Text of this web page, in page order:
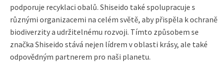
podporuje recyklaci obalů. Shiseido také spolupracuje s
různými organizacemi na celém světě, aby přispěla k ochraně
biodiverzity a udržitelnému rozvoji. Tímto způsobem se
značka Shiseido stává nejen lídrem v oblasti krásy, ale také
odpovědným partnerem pro naši planetu.